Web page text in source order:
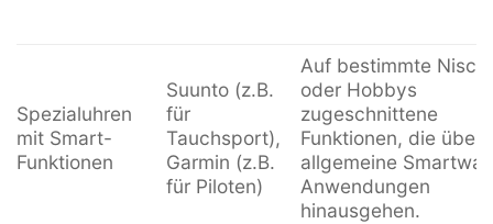
Spezialuhren
mit Smart-
Funktionen
Suunto (z.B.
für
Tauchsport),
Garmin (z.B.
für Piloten)
Auf bestimmte
oder Hobbys
zugeschnittene
Funktionen, die über
allgemeine
Anwendungen
hinausgehen.